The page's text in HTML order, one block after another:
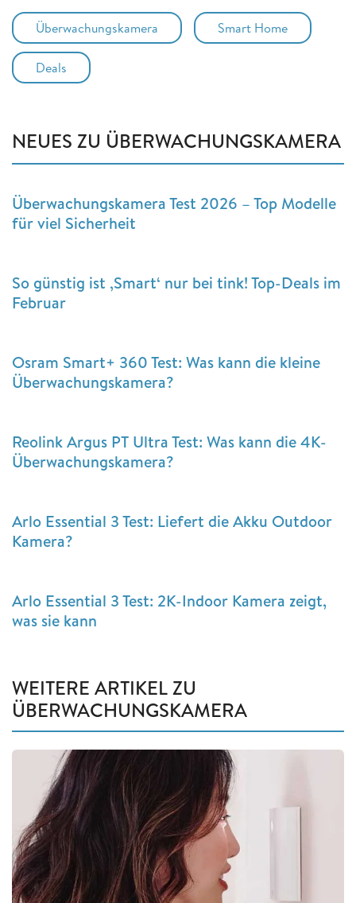
Überwachungskamera Smart Home
Deals
NEUES ZU ÜBERWACHUNGSKAMERA
Überwachungskamera Test 2026 – Top Modelle
für viel Sicherheit
So günstig ist ‚Smart‘ nur bei tink! Top-Deals im
Februar
Osram Smart+ 360 Test: Was kann die kleine
Überwachungskamera?
Reolink Argus PT Ultra Test: Was kann die 4K-
Überwachungskamera?
Arlo Essential 3 Test: Liefert die Akku Outdoor
Kamera?
Arlo Essential 3 Test: 2K-Indoor Kamera zeigt,
was sie kann
WEITERE ARTIKEL ZU
ÜBERWACHUNGSKAMERA